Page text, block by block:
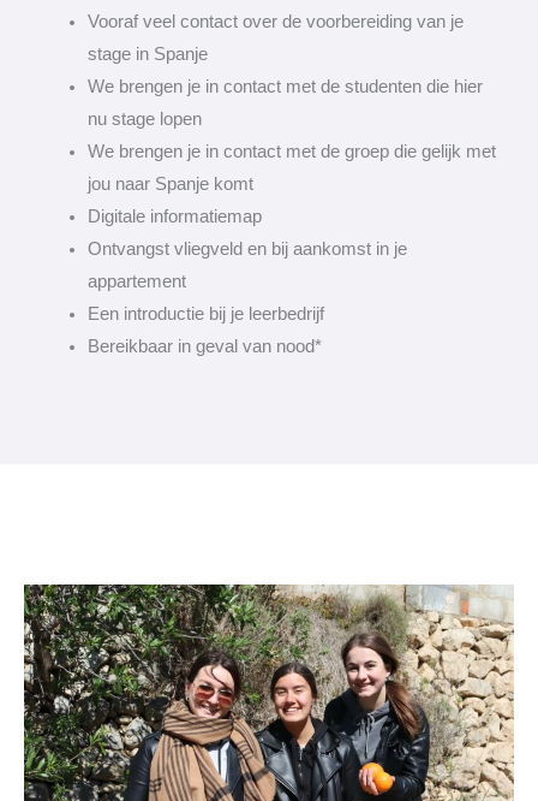
Vooraf veel contact over de voorbereiding van je
stage in Spanje
We brengen je in contact met de studenten die hier
nu stage lopen
We brengen je in contact met de groep die gelijk met
jou naar Spanje komt
Digitale informatiemap
Ontvangst vliegveld en bij aankomst in je
appartement
Een introductie bij je leerbedrijf
Bereikbaar in geval van nood*